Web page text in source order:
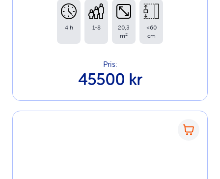
4 h 1-8
20,3
m2
<60
cm
Pris:
45500 kr